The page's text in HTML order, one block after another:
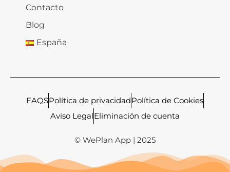
Contacto
Blog
España
© WePlan App | 2025
FAQSPolítica de privacidadPolítica de Cookies
Aviso LegalEliminación de cuenta